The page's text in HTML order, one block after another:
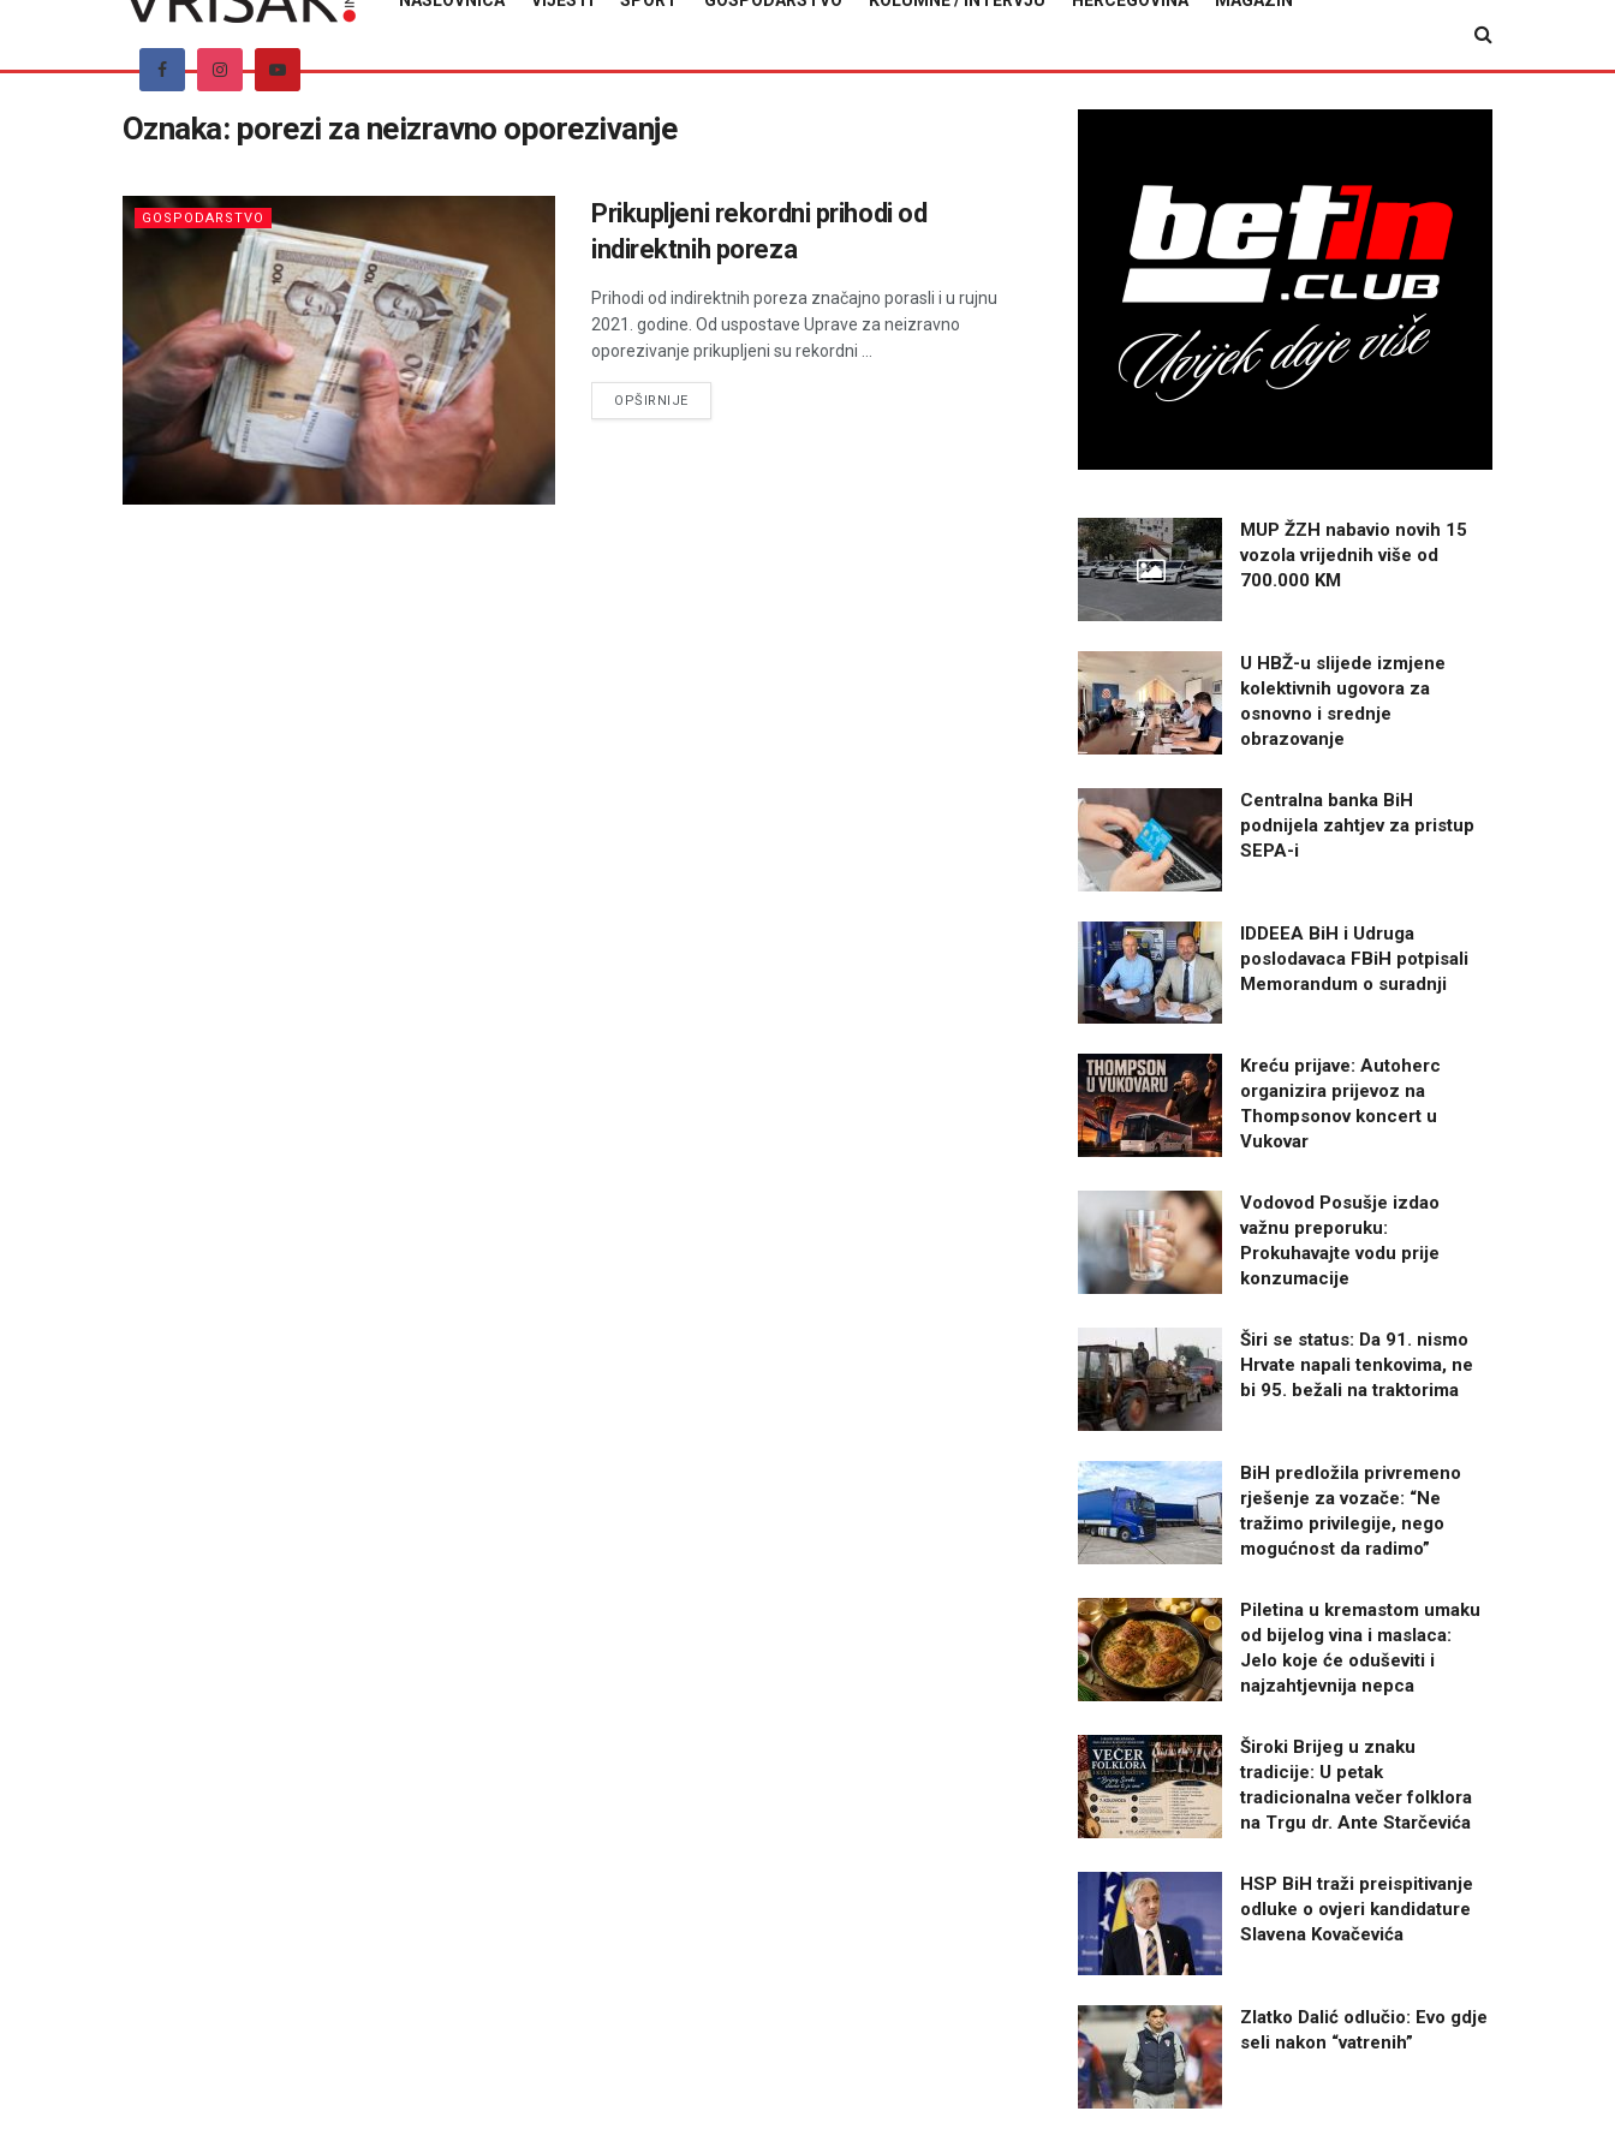
Oznaka: porezi za neizravno oporezivanje
GOSPODARSTVO
Prikupljeni rekordni prihodi od
indirektnih poreza
Prihodi od indirektnih poreza značajno porasli i u rujnu
2021. godine. Od uspostave Uprave za neizravno
oporezivanje prikupljeni su rekordni ...
OPŠIRNIJEDETAILS
MUP ŽZH nabavio novih 15
vozola vrijednih više od
700.000 KM
U HBŽ-u slijede izmjene
kolektivnih ugovora za
osnovno i srednje
obrazovanje
Centralna banka BiH
podnijela zahtjev za pristup
SEPA-i
IDDEEA BiH i Udruga
poslodavaca FBiH potpisali
Memorandum o suradnji
Kreću prijave: Autoherc
organizira prijevoz na
Thompsonov koncert u
Vukovar
Vodovod Posušje izdao
važnu preporuku:
Prokuhavajte vodu prije
konzumacije
Širi se status: Da 91. nismo
Hrvate napali tenkovima, ne
bi 95. bežali na traktorima
BiH predložila privremeno
rješenje za vozače: “Ne
tražimo privilegije, nego
mogućnost da radimo”
Piletina u kremastom umaku
od bijelog vina i maslaca:
Jelo koje će oduševiti i
najzahtjevnija nepca
Široki Brijeg u znaku
tradicije: U petak
tradicionalna večer folklora
na Trgu dr. Ante Starčevića
HSP BiH traži preispitivanje
odluke o ovjeri kandidature
Slavena Kovačevića
Zlatko Dalić odlučio: Evo gdje
seli nakon “vatrenih”